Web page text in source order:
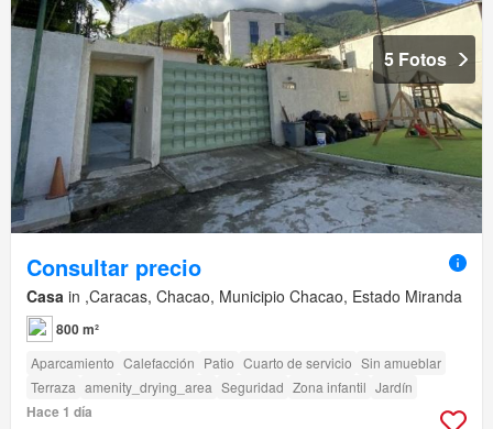
5 Fotos
Consultar precio
Casa in ,Caracas, Chacao, Municipio Chacao, Estado Miranda
800 m²
Aparcamiento Calefacción Patio Cuarto de servicio Sin amueblar
Terraza amenity_drying_area Seguridad Zona infantil Jardín
Hace 1 día